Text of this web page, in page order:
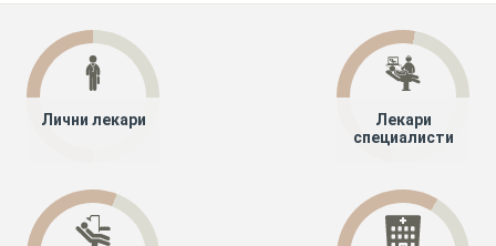
Лични лекари
Лекари
специалисти